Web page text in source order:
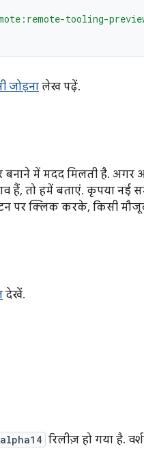
tooling-
जोड़ना लेख पढ़ें.
में मदद मिलती है. अगर
हैं, तो हमें बताएं. कृपया नई
पर क्लिक करके, किसी
देखें.
रिलीज़ हो गया है.